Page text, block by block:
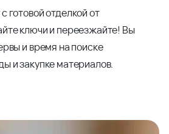
готовой отделкой от
ключи и переезжайте! Вы
и время на поиске
и закупке материалов.